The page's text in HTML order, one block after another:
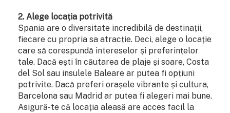
2. Alege locația potrivită
Spania are o diversitate incredibilă de destinații,
fiecare cu propria sa atracție. Deci, alege o locație
care să corespundă intereselor și preferințelor
tale. Dacă ești în căutarea de plaje și soare, Costa
del Sol sau insulele Baleare ar putea fi opțiuni
potrivite. Dacă preferi orașele vibrante și cultura,
Barcelona sau Madrid ar putea fi alegeri mai bune.
Asigură-te că locația aleasă are acces facil la